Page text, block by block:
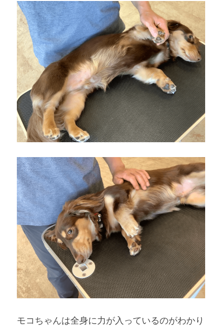
モコちゃんは全身に力が入っているのがわかり